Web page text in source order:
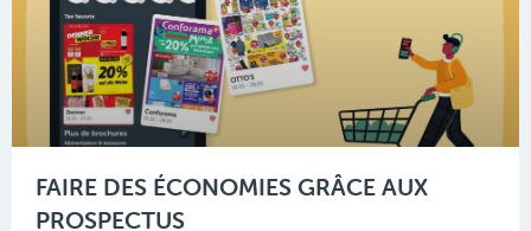
FAIRE DES ÉCONOMIES GRÂCE AUX
PROSPECTUS